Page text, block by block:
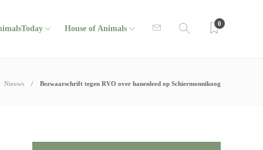
House of Animals
0
Nieuws Bezwaarschrift tegen RVO over hanenleed op Schiermonnikoog